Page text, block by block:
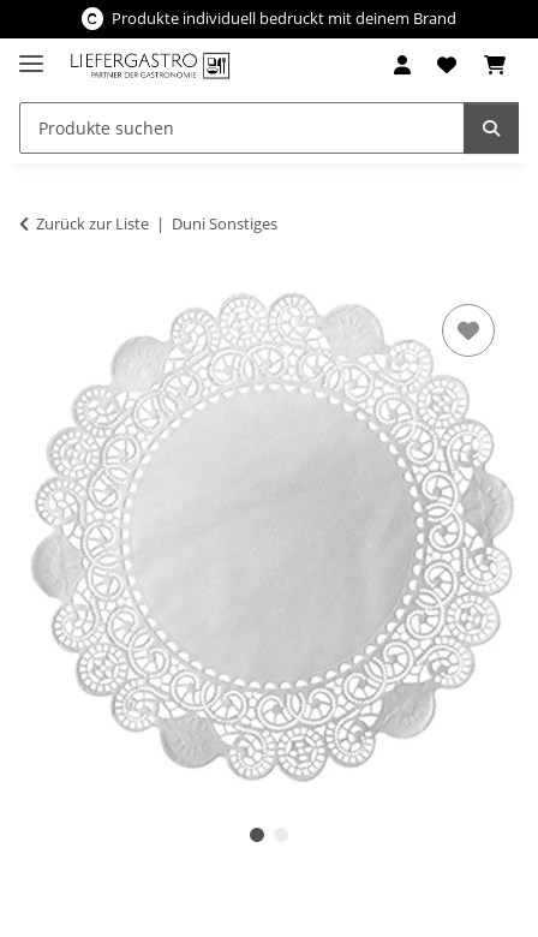
Produkte individuell bedruckt mit deinem Brand
Zurück zur Liste Duni Sonstiges